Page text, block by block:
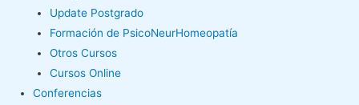
Update Postgrado
Formación de PsicoNeurHomeopatía
Otros Cursos
Cursos Online
Conferencias